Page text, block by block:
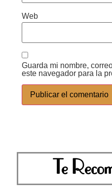
Web
Guarda mi nombre,
este navegador para la
Te